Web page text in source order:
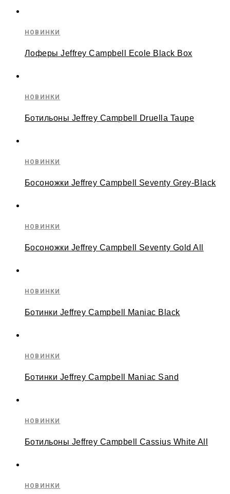
НОВИНКИ
Лоферы Jeffrey Campbell Ecole Black Box
НОВИНКИ
Ботильоны Jeffrey Campbell Druella Taupe
НОВИНКИ
Босоножки Jeffrey Campbell Seventy Grey-Black
НОВИНКИ
Босоножки Jeffrey Campbell Seventy Gold All
НОВИНКИ
Ботинки Jeffrey Campbell Maniac Black
НОВИНКИ
Ботинки Jeffrey Campbell Maniac Sand
НОВИНКИ
Ботильоны Jeffrey Campbell Cassius White All
НОВИНКИ